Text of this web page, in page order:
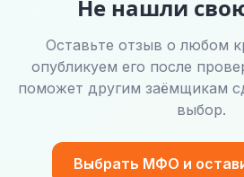
Не нашли
Оставьте отзыв о любом
опубликуем его после
поможет другим заёмщикам
выбор.
Выбрать МФО и